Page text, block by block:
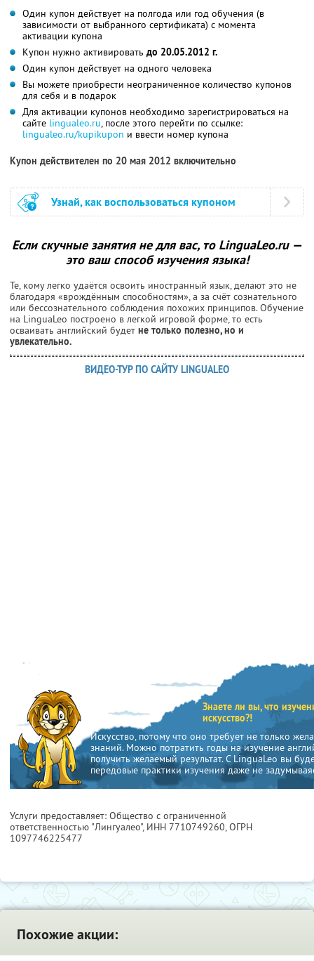
Один купон действует на полгода или год обучения (в
зависимости от выбранного сертификата) с момента
активации купона
Купон нужно активировать до 20.05.2012 г.
Один купон действует на одного человека
Вы можете приобрести неограниченное количество купонов
для себя и в подарок
Для активации купонов необходимо зарегистрироваться на
сайте lingualeo.ru, после этого перейти по ссылке:
lingualeo.ru/kupikupon и ввести номер купона
Купон действителен по 20 мая 2012 включительно
Узнай, как воспользоваться купоном
Если скучные занятия не для вас, то LinguaLeo.ru —
это ваш способ изучения языка!
Те, кому легко удаётся освоить иностранный язык, делают это не
благодаря «врождённым способностям», а за счёт сознательного
или бессознательного соблюдения похожих принципов. Обучение
на LinguaLeo построено в легкой игровой форме, то есть
осваивать английский будет не только полезно, но и
увлекательно.
ВИДЕО-ТУР ПО САЙТУ LINGUALEO
Знаете ли вы, что
искусство?!
Искусство, потому что оно требует не только
знаний. Можно потратить годы на изучение
получить желаемый результат. С LinguaLeo вы
передовые практики изучения даже не
Услуги предоставляет: Общество с ограниченной
ответственностью "Лингуалео", ИНН 7710749260, ОГРН
1097746225477
Похожие акции: